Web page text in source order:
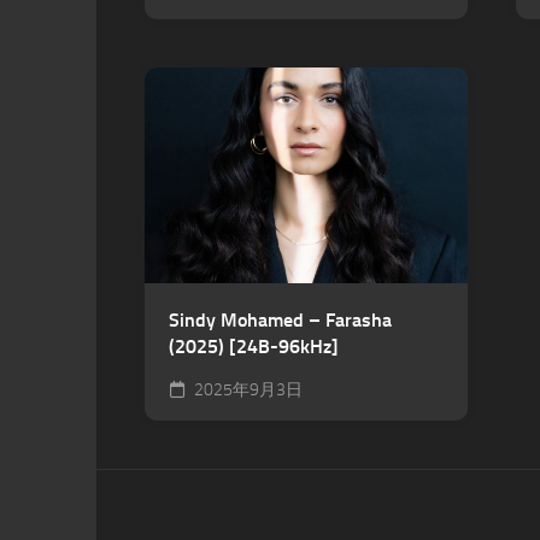
Sindy Mohamed – Farasha
(2025) [24B-96kHz]
2025年9月3日